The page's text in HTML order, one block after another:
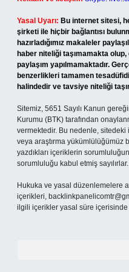
Yasal Uyarı: Bu internet sitesi,
şirketi ile hiçbir bağlantısı
hazırladığımız makaleler
haber niteliği taşımamakta
paylaşım yapılmamaktadır.
benzerlikleri tamamen
halindedir ve tavsiye niteliği
Sitemiz, 5651 Sayılı Kanun
Kurumu (BTK) tarafından
vermektedir. Bu nedenle,
veya araştırma yükümlülüğümüz
yazdıkları içeriklerin
sorumluluğu kabul etmiş sayılırlar.
Hukuka ve yasal düzenlemelere
içerikleri,
ilgili içerikler yasal süre içerisinde